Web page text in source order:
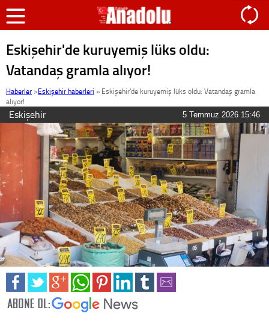
Eskişehir'de kuruyemiş lüks oldu:
Vatandaş gramla alıyor!
Haberler >Eskişehir haberleri » Eskişehir'de kuruyemiş lüks oldu: Vatandaş gramla
alıyor!
Eskişehir 5 Temmuz 2026 15:46